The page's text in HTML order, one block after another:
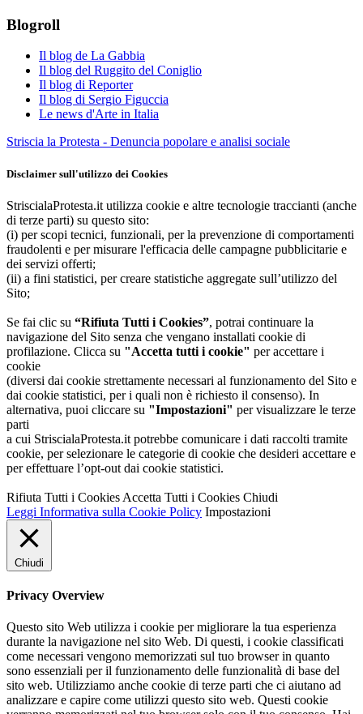
Blogroll
Il blog de La Gabbia
Il blog del Ruggito del Coniglio
Il blog di Reporter
Il blog di Sergio Figuccia
Le news d'Arte in Italia
Striscia la Protesta - Denuncia popolare e analisi sociale
Disclaimer sull'utilizzo dei Cookies
StriscialaProtesta.it utilizza cookie e altre tecnologie traccianti (anche
di terze parti) su questo sito:
(i) per scopi tecnici, funzionali, per la prevenzione di comportamenti
fraudolenti e per misurare l'efficacia delle campagne pubblicitarie e
dei servizi offerti;
(ii) a fini statistici, per creare statistiche aggregate sull’utilizzo del
Sito;
Se fai clic su “Rifiuta Tutti i Cookies”, potrai continuare la
navigazione del Sito senza che vengano installati cookie di
profilazione. Clicca su "Accetta tutti i cookie" per accettare i
cookie
(diversi dai cookie strettamente necessari al funzionamento del Sito e
dai cookie statistici, per i quali non è richiesto il consenso). In
alternativa, puoi cliccare su "Impostazioni" per visualizzare le terze
parti
a cui StriscialaProtesta.it potrebbe comunicare i dati raccolti tramite
cookie, per selezionare le categorie di cookie che desideri accettare e
per effettuare l’opt-out dai cookie statistici.
Rifiuta Tutti i Cookies Accetta Tutti i Cookies Chiudi
Leggi Informativa sulla Cookie Policy Impostazioni
Chiudi
Privacy Overview
Questo sito Web utilizza i cookie per migliorare la tua esperienza
durante la navigazione nel sito Web. Di questi, i cookie classificati
come necessari vengono memorizzati sul tuo browser in quanto
sono essenziali per il funzionamento delle funzionalità di base del
sito web. Utilizziamo anche cookie di terze parti che ci aiutano ad
analizzare e capire come utilizzi questo sito web. Questi cookie